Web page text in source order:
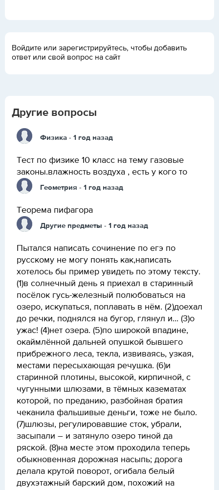
Войдите или зарегистрируйтесь, чтобы добавить
ответ или свой вопрос на сайт
Другие вопросы
Физика - 1 год назад
Тест по физике 10 класс на тему газовые
законы.влажность воздуха , есть у кого то
Геометрия - 1 год назад
Теорема пифагора
Другие предметы - 1 год назад
Пытался написать сочинение по егэ по
русскому не могу понять как,написать
хотелось бы пример увидеть по этому тексту.
(1)в солнечный день я приехал в старинный
посёлок гусь-железный полюбоваться на
озеро, искупаться, поплавать в нём. (2)доехал
до речки, поднялся на бугор, глянул и... (3)о
ужас! (4)нет озера. (5)по широкой впадине,
окаймлённой дальней опушкой бывшего
прибрежного леса, текла, извиваясь, узкая,
местами пересыхающая речушка. (6)и
старинной плотины, высокой, кирпичной, с
чугунными шлюзами, в тёмных казематах
которой, по преданию, разбойная братия
чеканила фальшивые деньги, тоже не было.
(7)шлюзы, регулировавшие сток, убрали,
засыпали – и затянуло озеро тиной да
ряской. (8)на месте этом проходила теперь
обыкновенная дорожная насыпь; дорога
делала крутой поворот, огибала белый
двухэтажный барский дом, похожий на